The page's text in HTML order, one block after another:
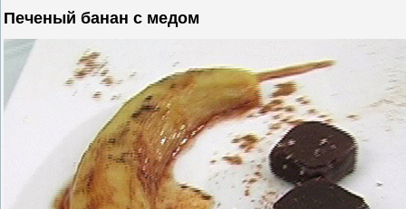
Печеный банан с медом